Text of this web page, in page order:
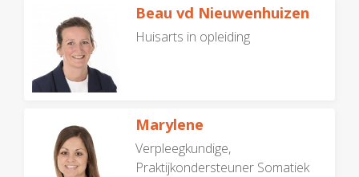
Beau vd Nieuwenhuizen
Huisarts in opleiding
Marylene
Verpleegkundige,
Praktijkondersteuner Somatiek